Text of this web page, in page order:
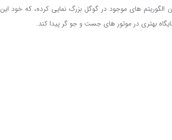
های موجود در گوگل بزرگ نمایی کرده، که خود این
بهتری در موتور های جست و جو گر پیدا کند.